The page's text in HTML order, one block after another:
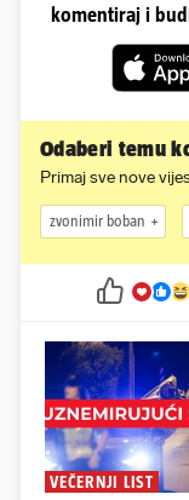
komentiraj i
Odaberi temu
Primaj sve nove
zvonimir boban